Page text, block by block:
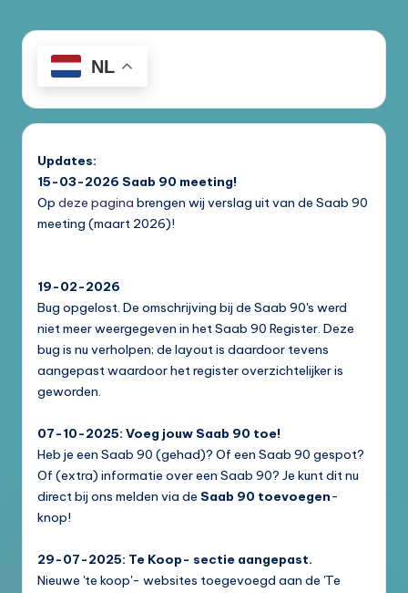
NL
Updates:
15-03-2026 Saab 90 meeting!
Op deze pagina brengen wij verslag uit van de Saab 90
meeting (maart 2026)!
19-02-2026
Bug opgelost. De omschrijving bij de Saab 90's werd
niet meer weergegeven in het Saab 90 Register. Deze
bug is nu verholpen; de layout is daardoor tevens
aangepast waardoor het register overzichtelijker is
geworden.
07-10-2025: Voeg jouw Saab 90 toe!
Heb je een Saab 90 (gehad)? Of een Saab 90 gespot?
Of (extra) informatie over een Saab 90? Je kunt dit nu
direct bij ons melden via de Saab 90 toevoegen-
knop!
29-07-2025: Te Koop- sectie aangepast.
Nieuwe 'te koop'- websites toegevoegd aan de 'Te